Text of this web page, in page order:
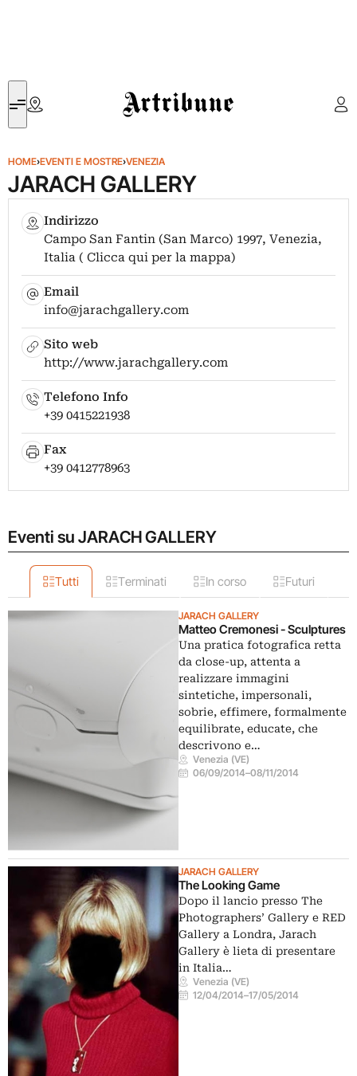
Artribune
HOME›EVENTI E MOSTRE›VENEZIA
JARACH GALLERY
Indirizzo
Campo San Fantin (San Marco) 1997, Venezia,
Italia ( Clicca qui per la mappa)
Email
info@jarachgallery.com
Sito web
http://www.jarachgallery.com
Telefono Info
+39 0415221938
Fax
+39 0412778963
Eventi su JARACH GALLERY
Tutti Terminati In corso Futuri
JARACH GALLERY
Matteo Cremonesi - Sculptures
Una pratica fotografica retta
da close-up, attenta a
realizzare immagini
sintetiche, impersonali,
sobrie, effimere, formalmente
equilibrate, educate, che
descrivono e…
Venezia (VE)
06/09/2014–08/11/2014
JARACH GALLERY
The Looking Game
Dopo il lancio presso The
Photographers’ Gallery e RED
Gallery a Londra, Jarach
Gallery è lieta di presentare
in Italia…
Venezia (VE)
12/04/2014–17/05/2014